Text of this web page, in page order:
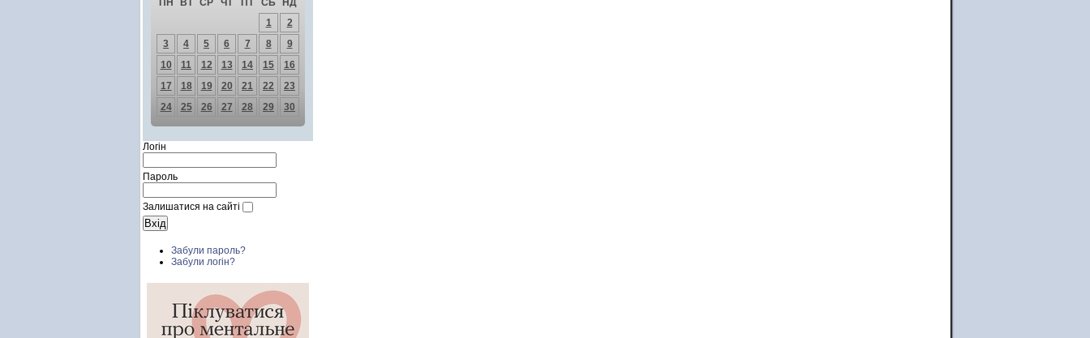
ПН ВТ СР ЧТ ПТ СБ
НД
1
2
3
4 5 6 7 8
9
10
11 12 13 14 15
16
17
18 19 20 21 22
23
24
25 26 27 28 29 30
Логін
Пароль
Залишатися на сайті
Забули пароль?
Забули логін?